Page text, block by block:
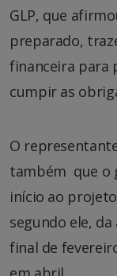
GLP, que
preparado,
financeira para
cumpir as
O
também que o
início ao
segundo ele,
final de